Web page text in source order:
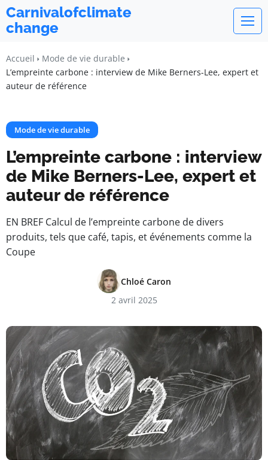
Carnivalofclimate
change
Accueil
Mode de vie durable
L’empreinte carbone : interview de Mike Berners-Lee, expert et
auteur de référence
Mode de vie durable
L’empreinte carbone : interview
de Mike Berners-Lee, expert et
auteur de référence
EN BREF Calcul de l’empreinte carbone de divers
produits, tels que café, tapis, et événements comme la
Coupe
Chloé Caron
2 avril 2025